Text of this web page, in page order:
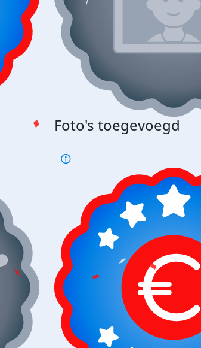
Foto's toegevoegd